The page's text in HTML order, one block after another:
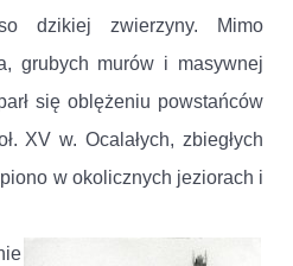
dzikiej zwierzyny. Mimo
grubych murów i masywnej
się oblężeniu powstańców
XV w. Ocalałych, zbiegłych
w okolicznych jeziorach i